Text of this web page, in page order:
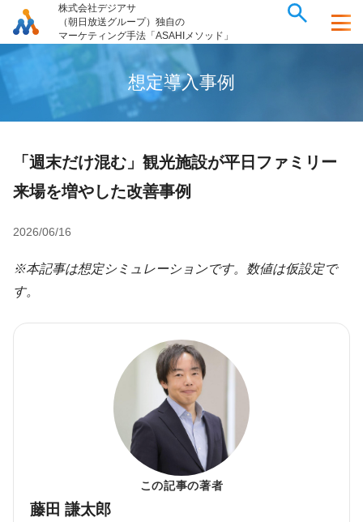
株式会社デジアサ
（朝日放送グループ）独自の
マーケティング手法「ASAHIメソッド」
想定導入事例
「週末だけ混む」観光施設が平日ファミリー
来場を増やした改善事例
2026/06/16
※本記事は想定シミュレーションです。数値は仮設定で
す。
この記事の著者
藤田 謙太郎